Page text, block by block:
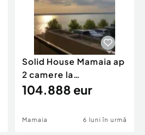
Solid House Mamaia ap
2 camere la
cheie,langa Mega
104.888 eur
Mamaia 6 luni în urmă